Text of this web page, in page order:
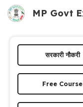
Skip
MP Govt
सरकारी नौकरी
Free Course